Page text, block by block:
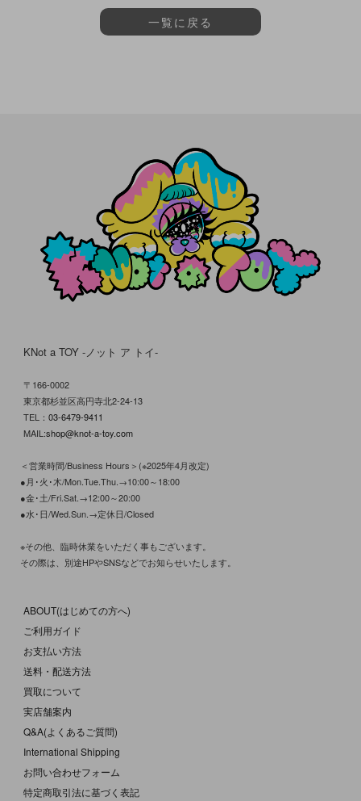
一覧に戻る
KNot a TOY -ノット ア トイ-
〒166-0002
東京都杉並区高円寺北2-24-13
TEL： 03-6479-9411
MAIL:shop@knot-a-toy.com
＜営業時間/Business Hours＞(※2025年4月改定)
●月･火･木/Mon.Tue.Thu.→10:00～18:00
●金･土/Fri.Sat.→12:00～20:00
●水･日/Wed.Sun.→定休日/Closed
※その他、臨時休業をいただく事もございます。
その際は、別途HPやSNSなどでお知らせいたします。
ABOUT(はじめての方へ)
ご利用ガイド
お支払い方法
送料・配送方法
買取について
実店舗案内
Q&A(よくあるご質問)
International Shipping
お問い合わせフォーム
特定商取引法に基づく表記